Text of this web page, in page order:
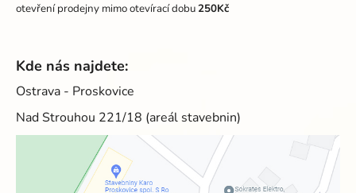
otevření prodejny mimo otevírací dobu250Kč
Kde nás najdete:
Ostrava - Proskovice
Nad Strouhou 221/18 (areál stavebnin)